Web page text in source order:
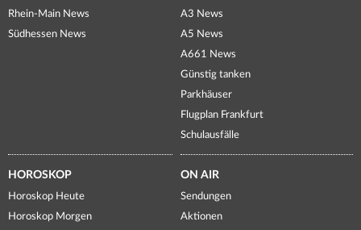
Rhein-Main News
Südhessen News
A3 News
A5 News
A661 News
Günstig tanken
Parkhäuser
Flugplan Frankfurt
Schulausfälle
HOROSKOP
Horoskop Heute
Horoskop Morgen
ON AIR
Sendungen
Aktionen